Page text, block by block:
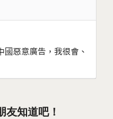
惡意廣告，我很會、
友知道吧！